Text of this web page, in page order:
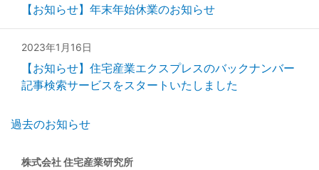
【お知らせ】年末年始休業のお知らせ
2023年1月16日
【お知らせ】住宅産業エクスプレスのバックナンバー
記事検索サービスをスタートいたしました
過去のお知らせ
株式会社 住宅産業研究所